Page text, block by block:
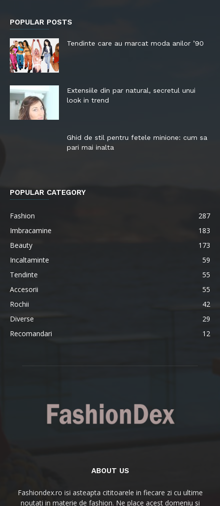
POPULAR POSTS
Tendinte care au marcat moda anilor ’90
Extensiile din par natural, secretul unui
look in trend
Ghid de stil pentru fetele minione: cum sa
pari mai inalta
POPULAR CATEGORY
Fashion
287
Imbracamine
183
Beauty
173
Incaltaminte
59
Tendinte
55
Accesorii
55
Rochii
42
Diverse
29
Recomandari
12
ABOUT US
Fashiondex.ro isi asteapta cititoarele in fiecare zi cu ultime
noutati in materie de fashion. Ne place acest domeniu si